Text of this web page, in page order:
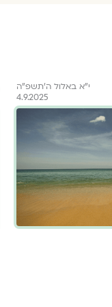
י״א באלול ה׳תשפ״ה
4.9.2025